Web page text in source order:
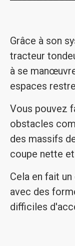
Grâce à son
tracteur
à se
espaces
Vous pouvez
obstacles
des massifs
coupe nette
Cela en fait
avec des
difficiles